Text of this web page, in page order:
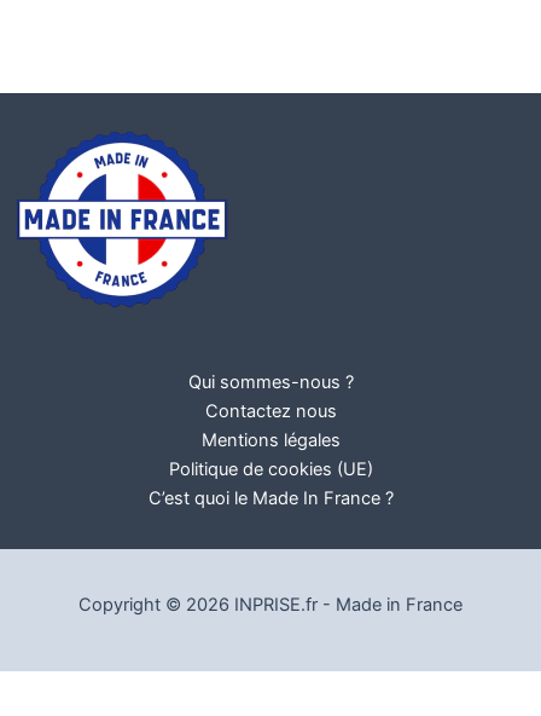
Qui sommes-nous ?
Contactez nous
Mentions légales
Politique de cookies (UE)
C’est quoi le Made In France ?
Copyright © 2026 INPRISE.fr - Made in France